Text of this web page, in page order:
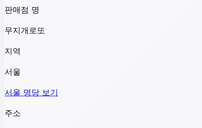
판매점 명
무지개로또
지역
서울
서울 명당 보기
주소